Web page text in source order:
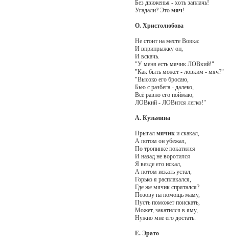
Без движенья - хоть заплачь!
Угадали? Это мяч!
О. Христолюбова
Не стоит на месте Вовка:
И вприпрыжку он,
И вскачь.
"У меня есть мячик ЛОВкий!"
"Как быть может - ловким - мяч?"
"Высоко его бросаю,
Бью с разбега - далеко,
Всё равно его поймаю,
ЛОВкий - ЛОВится легко!"
А. Кузьмина
Прыгал мячики скакал,
А потом он убежал,
По тропинке покатился
И назад не воротился
Я везде его искал,
А потом искать устал,
Горько я расплакался,
Где же мячик спрятался?
Позову на помощь маму,
Пусть поможет поискать,
Может, закатился в яму,
Нужно мне его достать.
Е. Эрато